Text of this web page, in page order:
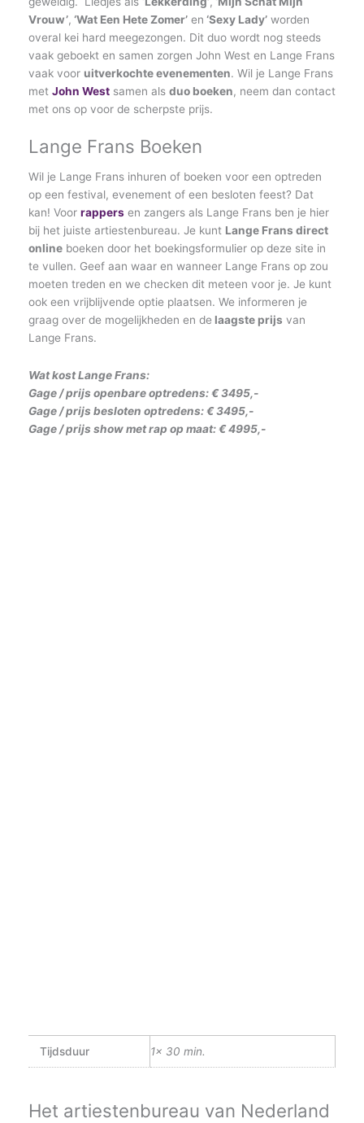
Vrouw’, ‘Wat Een Hete Zomer’ en ‘Sexy Lady’ worden
overal kei hard meegezongen. Dit duo wordt nog steeds
vaak geboekt en samen zorgen John West en Lange Frans
vaak voor uitverkochte evenementen. Wil je Lange Frans
met John West samen als duo boeken, neem dan contact
met ons op voor de scherpste prijs.
Lange Frans Boeken
Wil je Lange Frans inhuren of boeken voor een optreden
op een festival, evenement of een besloten feest? Dat
kan! Voor rappers en zangers als Lange Frans ben je hier
bij het juiste artiestenbureau. Je kunt Lange Frans direct
online boeken door het boekingsformulier op deze site in
te vullen. Geef aan waar en wanneer Lange Frans op zou
moeten treden en we checken dit meteen voor je. Je kunt
ook een vrijblijvende optie plaatsen. We informeren je
graag over de mogelijkheden en de laagste prijs van
Lange Frans.
Wat kost Lange Frans:
Gage / prijs openbare optredens: € 3495,-
Gage / prijs besloten optredens: € 3495,-
Gage / prijs show met rap op maat: € 4995,-
Tijdsduur 1x 30 min.
Het artiestenbureau van Nederland